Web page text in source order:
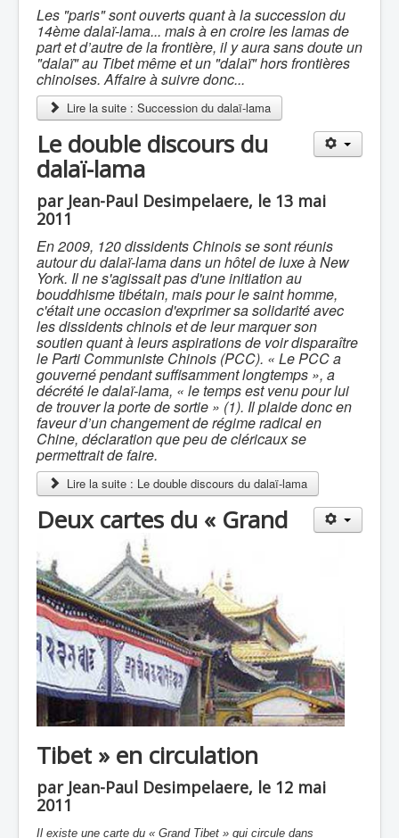
Les "paris" sont ouverts quant à la succession du
14ème dalaï-lama... mais à en croire les lamas de
part et d’autre de la frontière, il y aura sans doute un
"dalaï" au Tibet même et un "dalaï" hors frontières
chinoises. Affaire à suivre donc...
Lire la suite : Succession du dalaï-lama
Le double discours du
dalaï-lama
par Jean-Paul Desimpelaere, le 13 mai
2011
En 2009, 120 dissidents Chinois se sont réunis
autour du dalaï-lama dans un hôtel de luxe à New
York. Il ne s'agissait pas d'une initiation au
bouddhisme tibétain, mais pour le saint homme,
c'était une occasion d'exprimer sa solidarité avec
les dissidents chinois et de leur marquer son
soutien quant à leurs aspirations de voir disparaître
le Parti Communiste Chinois (PCC). « Le PCC a
gouverné pendant suffisamment longtemps », a
décrété le dalaï-lama, « le temps est venu pour lui
de trouver la porte de sortie » (1). Il plaide donc en
faveur d’un changement de régime radical en
Chine, déclaration que peu de cléricaux se
permettrait de faire.
Lire la suite : Le double discours du dalaï-lama
Deux cartes du « Grand
Tibet » en circulation
par Jean-Paul Desimpelaere, le 12 mai
2011
Il existe une carte du « Grand Tibet » qui circule dans